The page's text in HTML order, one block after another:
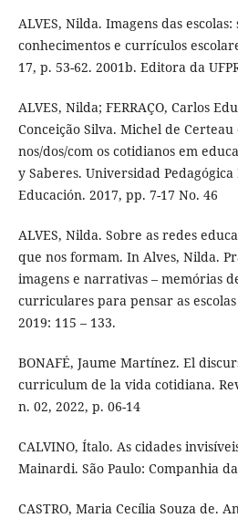
ALVES, Nilda. Imagens das
conhecimentos e currículos
17, p. 53-62. 2001b. Editora da
ALVES, Nilda; FERRAÇO, Carlos
Conceição Silva. Michel de Certeau
nos/dos/com os cotidianos em
y Saberes. Universidad
Educación. 2017, pp. 7-17 No. 46
ALVES, Nilda. Sobre as redes
que nos formam. In Alves, Nilda.
imagens e narrativas – memórias
curriculares para pensar as
2019: 115 – 133.
BONAFÉ, Jaume Martínez. El
curriculum de la vida cotidiana.
n. 02, 2022, p. 06-14
CALVINO, Ítalo. As cidades
Mainardi. São Paulo: Companhia
CASTRO, Maria Cecília Souza de.